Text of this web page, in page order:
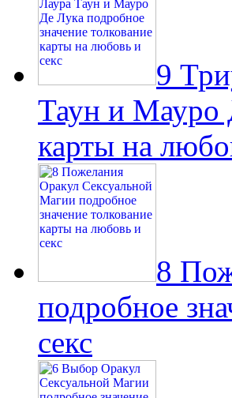
9
Таун и Мауро
карты на
8
подробное
секс